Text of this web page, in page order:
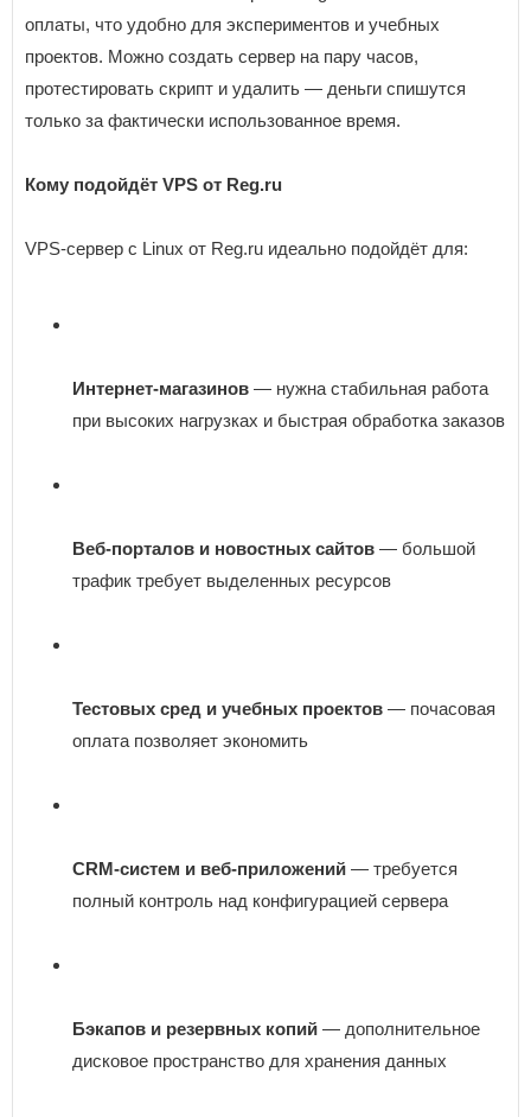
оплаты, что удобно для экспериментов и учебных
проектов. Можно создать сервер на пару часов,
протестировать скрипт и удалить — деньги спишутся
только за фактически использованное время.
Кому подойдёт VPS от Reg.ru
VPS-сервер с Linux от Reg.ru идеально подойдёт для:
Интернет-магазинов — нужна стабильная работа
при высоких нагрузках и быстрая обработка заказов
Веб-порталов и новостных сайтов — большой
трафик требует выделенных ресурсов
Тестовых сред и учебных проектов — почасовая
оплата позволяет экономить
CRM-систем и веб-приложений — требуется
полный контроль над конфигурацией сервера
Бэкапов и резервных копий — дополнительное
дисковое пространство для хранения данных